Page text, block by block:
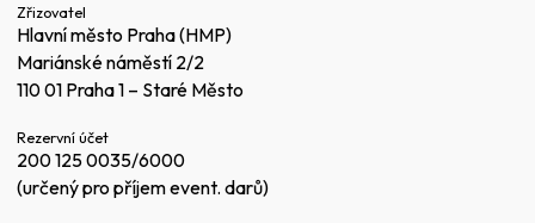
Zřizovatel
Hlavní město Praha (HMP)
Mariánské náměstí 2/2
110 01 Praha 1 – Staré Město
Rezervní účet
200 125 0035/6000
(určený pro příjem event. darů)